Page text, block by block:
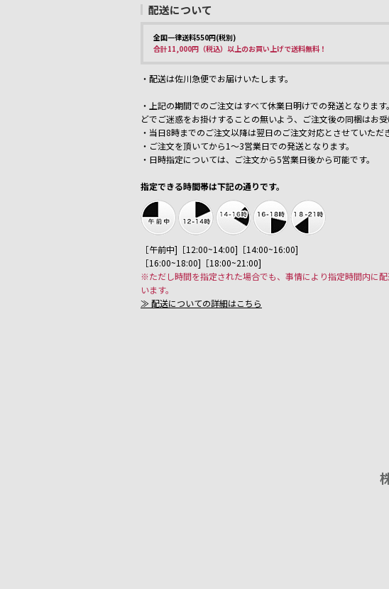
配送について
全国一律送料550円(税別)
合計11,000円（税込）以上のお買い上げで送料無料！
・配送は佐川急便でお届けいたします。
・上記の期間でのご注文はすべて休業日明けでの発送となりま
どでご迷惑をお掛けすることの無いよう、ご注文後の同梱はお受
・当日8時までのご注文以降は翌日のご注文対応とさせていただ
・ご注文を頂いてから1～3営業日での発送となります。
・日時指定については、ご注文から5営業日後から可能です。
指定できる時間帯は下記の通りです。
［午前中]［12:00~14:00]［14:00~16:00]
［16:00~18:00]［18:00~21:00]
※ただし時間を指定された場合でも、事情により指定時間内に
います。
≫ 配送についての詳細はこちら